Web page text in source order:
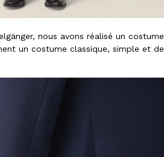
nous avons réalisé un costume
un costume classique, simple et de